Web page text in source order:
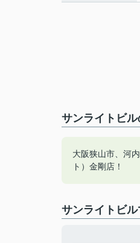
サンライトビ
大阪狭山市、河
ト）金剛店！
サンライトビ